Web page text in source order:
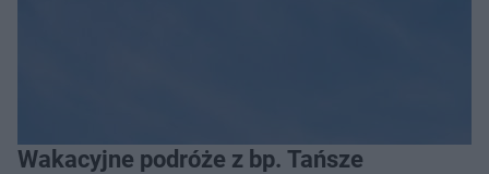
Wakacyjne podróże z bp. Tańsze